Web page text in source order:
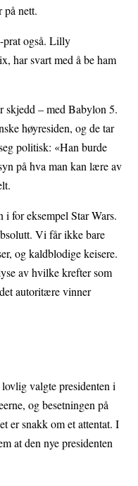
på nett.
også. Lilly
har svart med å be ham
skjedd – med Babylon 5.
høyresiden, og de tar
politisk: «Han burde
på hva man kan lære av
for eksempel Star Wars.
Vi får ikke bare
og kaldblodige keisere.
av hvilke krefter som
autoritære vinner
valgte presidenten i
og besetningen på
er snakk om et attentat. I
at den nye presidenten